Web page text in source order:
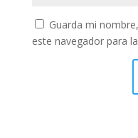
Guarda mi
este navegador para